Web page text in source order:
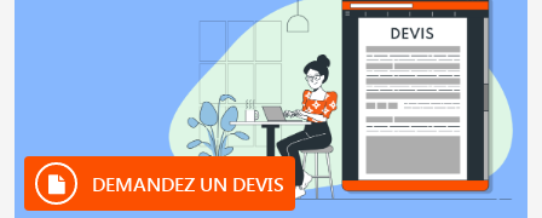
DEMANDEZ UN DEVIS